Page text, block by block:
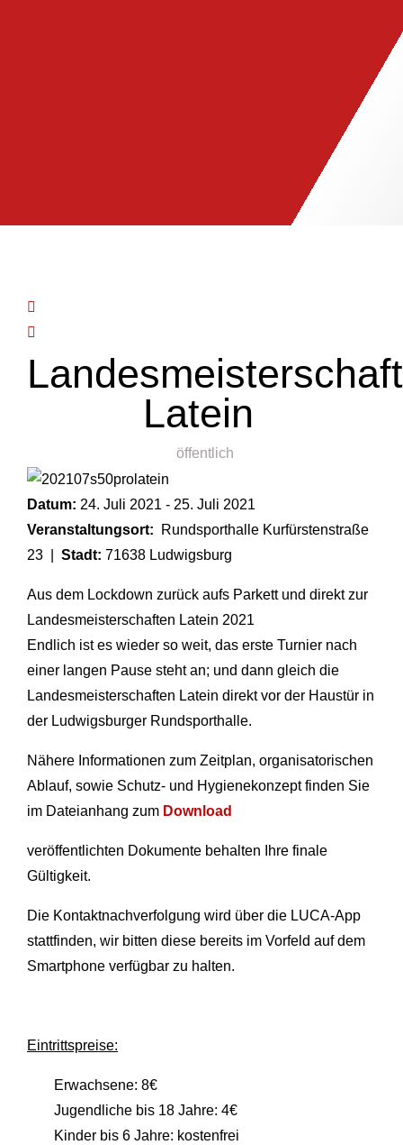
Latein
öffentlich
Datum: 24. Juli 2021 - 25. Juli 2021
Veranstaltungsort: Rundsporthalle Kurfürstenstraße
23
Stadt: 71638 Ludwigsburg
Aus dem Lockdown zurück aufs Parkett und direkt zur
Landesmeisterschaften Latein 2021
Endlich ist es wieder so weit, das erste Turnier nach
einer langen Pause steht an; und dann gleich die
Landesmeisterschaften Latein direkt vor der Haustür in
der Ludwigsburger Rundsporthalle.
Nähere Informationen zum Zeitplan, organisatorischen
Ablauf, sowie Schutz- und Hygienekonzept finden Sie
im Dateianhang zum Download
veröffentlichten Dokumente behalten Ihre finale
Gültigkeit.
Die Kontaktnachverfolgung wird über die LUCA-App
stattfinden, wir bitten diese bereits im Vorfeld auf dem
Smartphone verfügbar zu halten.
Eintrittspreise:
Erwachsene: 8€
Jugendliche bis 18 Jahre: 4€
Kinder bis 6 Jahre: kostenfrei